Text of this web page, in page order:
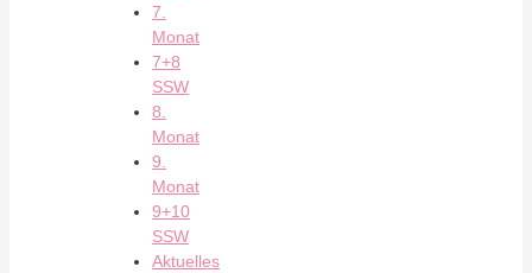
7.
Monat
7+8
SSW
8.
Monat
9.
Monat
9+10
SSW
Aktuelles